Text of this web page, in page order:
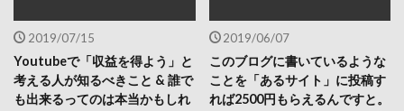
2019/07/15
Youtubeで「収益を得よう」と
考える人が知るべきこと & 誰で
も出来るってのは本当かもしれ
2019/06/07
このブログに書いているような
ことを「あるサイト」に投稿す
れば2500円もらえるんですと。